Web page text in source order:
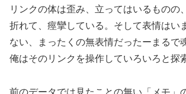
リンクの体は歪み、立ってはいるものの
折れて、痙攣している。そして表情はい
ない、まったくの無表情だったーまるで
俺はそのリンクを操作していろいろと探
前のデータでは見たことの無い「メモ」